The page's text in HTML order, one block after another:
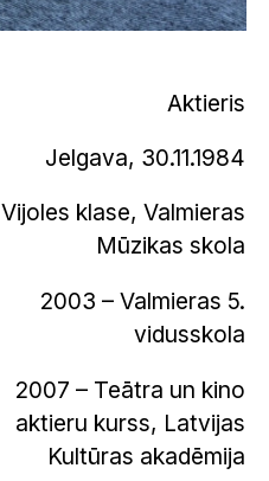
Aktieris
Jelgava, 30.11.1984
Vijoles klase, Valmieras
Mūzikas skola
2003 – Valmieras 5.
vidusskola
2007 – Teātra un kino
aktieru kurss, Latvijas
Kultūras akadēmija